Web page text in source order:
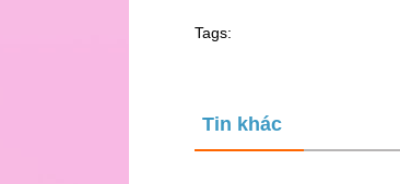
Tags:
Tin khác